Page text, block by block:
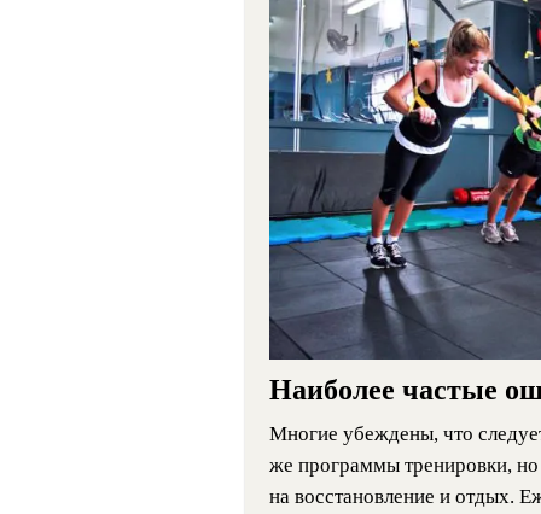
Наиболее частые
Многие убеждены, что
же программы тренировки,
на восстановление и отдых.